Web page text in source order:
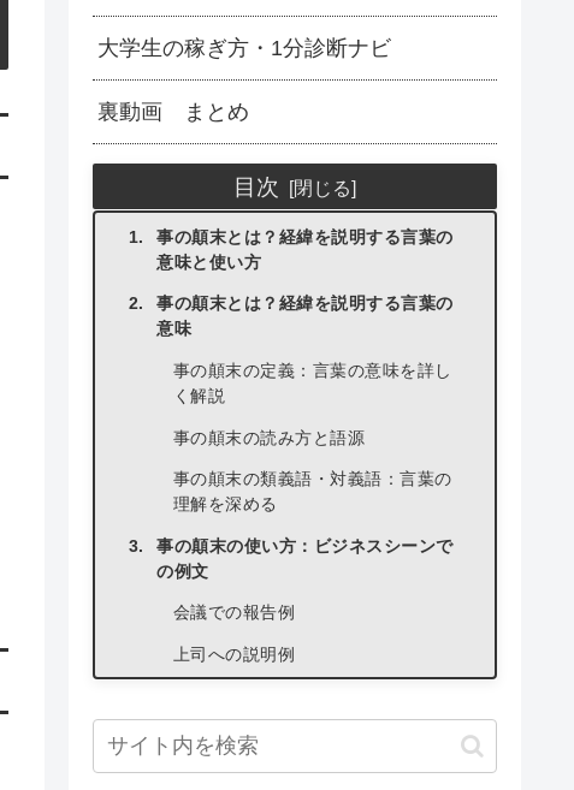
大学生の稼ぎ方・1分診断ナビ
裏動画 まとめ
目次
事の顛末とは？経緯を説明する言葉の
意味と使い方
事の顛末とは？経緯を説明する言葉の
意味
事の顛末の定義：言葉の意味を詳し
く解説
事の顛末の読み方と語源
事の顛末の類義語・対義語：言葉の
理解を深める
事の顛末の使い方：ビジネスシーンで
の例文
会議での報告例
上司への説明例
事の顛末を報告する際の注意点
正確な情報を伝える